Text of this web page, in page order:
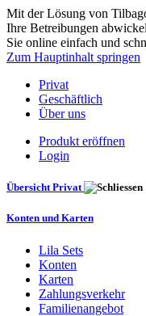
Mit der Lösung von
Ihre Betreibungen
Sie online einfach und
Zum Hauptinhalt springen
Privat
Geschäftlich
Über uns
Produkt eröffnen
Login
Übersicht Privat
Konten und Karten
Lila Sets
Konten
Karten
Zahlungsverkehr
Familienangebot